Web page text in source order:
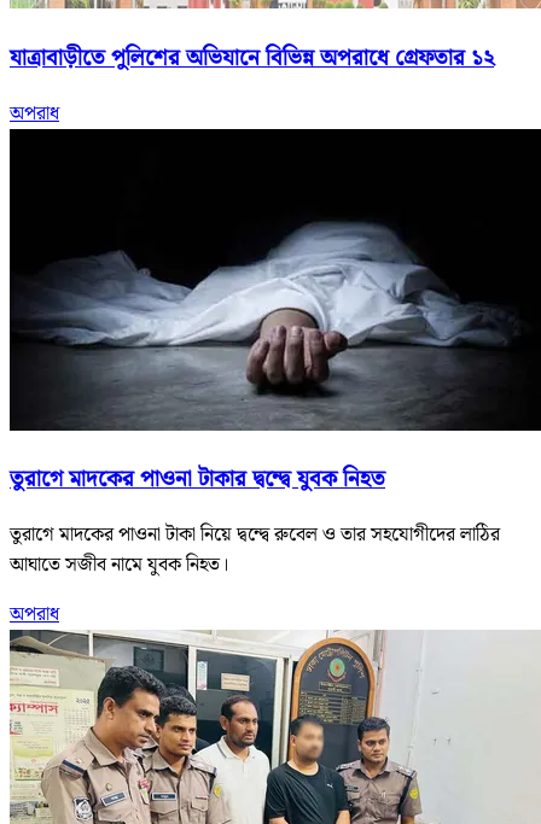
যাত্রাবাড়ীতে পুলিশের অভিযানে বিভিন্ন অপরাধে গ্রেফতার ১২
অপরাধ
তুরাগে মাদকের পাওনা টাকার দ্বন্দ্বে যুবক নিহত
তুরাগে মাদকের পাওনা টাকা নিয়ে দ্বন্দ্বে রুবেল ও তার সহযোগীদের লাঠির
আঘাতে সজীব নামে যুবক নিহত।
অপরাধ